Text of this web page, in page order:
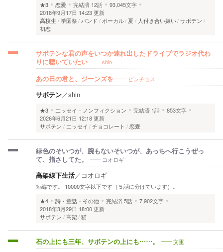
★3
恋愛 完結済 12話
93,045文字
2018年9月17日 14:23 更新
高校生
学園祭 バンド ボーカル 夏 人付き合い嫌い サボテン
初恋
サボテンな君の声をいつか連れ出したドライブでラジオ代わ
りに聴いていたい
shin
あの日の君と、ジーンズを ピンチョス
サボテン／shin
★3 エッセイ・ノンフィクション 完結済 1話
853文字
2026年6月21日 12:18 更新
サボテン
エッセイ チョコレート 恋愛
緑色のそいつが、腕もないそいつが、あっちへ行こうぜっ
て、指さしてた。
コオロギ
高架線下生活／ コオロギ
短編です。 10000文字以下です（５話に分けています）。
★4
詩・童話・その他 完結済5話
7,902文字
2018年3月29日 18:00 更新
サボテン
高架 猫
石の上にも三年、サボテンの上にも……。 文重